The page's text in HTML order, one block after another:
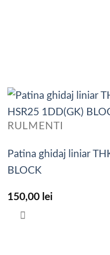
RULMENTI
Patina ghidaj liniar
BLOCK
150,00 lei